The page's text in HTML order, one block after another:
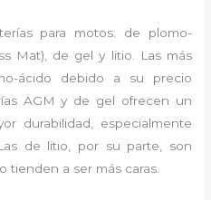
para motos: de plomo-
Mat), de gel y litio. Las más
ácido debido a su precio
AGM y de gel ofrecen un
durabilidad, especialmente
de litio, por su parte, son
tienden a ser más caras.